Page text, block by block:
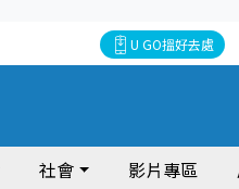
U GO搵好去處
社會 影片專區